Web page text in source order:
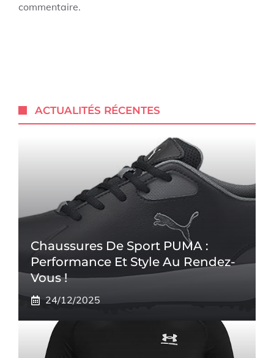
commentaire.
ACTUALITÉS RÉCENTES
Chaussures De Sport PUMA :
Performance Et Style Au Rendez-
Vous !
24/12/2025